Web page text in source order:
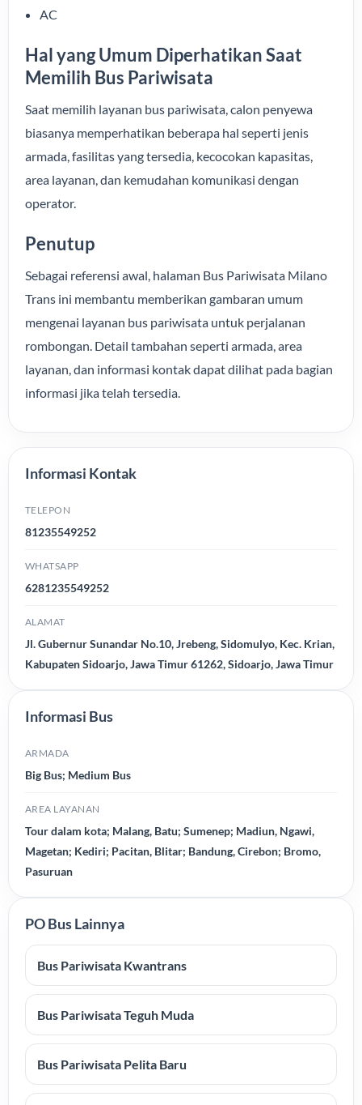
AC
Hal yang Umum Diperhatikan Saat
Memilih Bus Pariwisata
Saat memilih layanan bus pariwisata, calon penyewa
biasanya memperhatikan beberapa hal seperti jenis
armada, fasilitas yang tersedia, kecocokan kapasitas,
area layanan, dan kemudahan komunikasi dengan
operator.
Penutup
Sebagai referensi awal, halaman Bus Pariwisata Milano
Trans ini membantu memberikan gambaran umum
mengenai layanan bus pariwisata untuk perjalanan
rombongan. Detail tambahan seperti armada, area
layanan, dan informasi kontak dapat dilihat pada bagian
informasi jika telah tersedia.
Informasi Kontak
TELEPON
81235549252
WHATSAPP
6281235549252
ALAMAT
Jl. Gubernur Sunandar No.10, Jrebeng, Sidomulyo, Kec. Krian,
Kabupaten Sidoarjo, Jawa Timur 61262, Sidoarjo, Jawa Timur
Informasi Bus
ARMADA
Big Bus; Medium Bus
AREA LAYANAN
Tour dalam kota; Malang, Batu; Sumenep; Madiun, Ngawi,
Magetan; Kediri; Pacitan, Blitar; Bandung, Cirebon; Bromo,
Pasuruan
PO Bus Lainnya
Bus Pariwisata Kwantrans
Bus Pariwisata Teguh Muda
Bus Pariwisata Pelita Baru